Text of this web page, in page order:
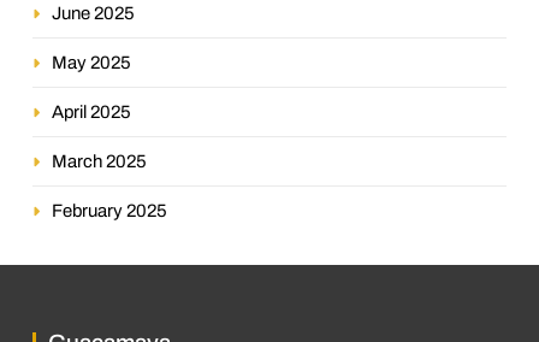
June 2025
May 2025
April 2025
March 2025
February 2025